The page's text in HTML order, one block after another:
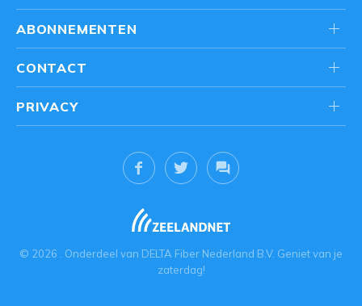
ABONNEMENTEN
CONTACT
© 2026 . Onderdeel van DELTA Fiber Nederland B.V. Geniet van je
zaterdag!
PRIVACY